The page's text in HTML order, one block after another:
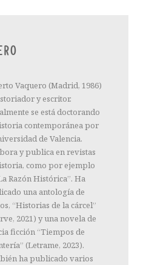
Vaquero (Madrid, 1986)
y escritor.
se está doctorando
contemporánea por
de Valencia.
y publica en revistas
como por ejemplo
Razón Histórica”. Ha
una antología de
“Historias de la cárcel”
2021) y una novela de
ficción “Tiempos de
(Letrame, 2023).
ha publicado varios